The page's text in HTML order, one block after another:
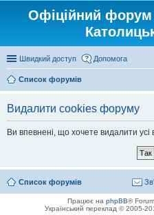
Офіційний форум
Швидкий доступ Допомога
Список форумів
Видалити cookies форуму
Ви впевнені, що хочете видалити
Список форумів
Працює на phpBB®
Український переклад © 2005-